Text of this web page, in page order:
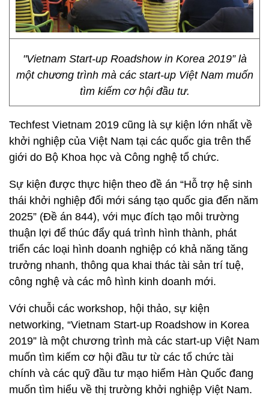
"Vietnam Start-up Roadshow in Korea 2019” là
một chương trình mà các start-up Việt Nam muốn
tìm kiếm cơ hội đầu tư.
Techfest Vietnam 2019 cũng là sự kiện lớn nhất về
khởi nghiệp của Việt Nam tại các quốc gia trên thế
giới do Bộ Khoa học và Công nghệ tổ chức.
Sự kiện được thực hiện theo đề án “Hỗ trợ hệ sinh
thái khởi nghiệp đổi mới sáng tạo quốc gia đến năm
2025” (Đề án 844), với mục đích tạo môi trường
thuận lợi để thúc đẩy quá trình hình thành, phát
triển các loại hình doanh nghiệp có khả năng tăng
trưởng nhanh, thông qua khai thác tài sản trí tuệ,
công nghệ và các mô hình kinh doanh mới.
Với chuỗi các workshop, hội thảo, sự kiện
networking, “Vietnam Start-up Roadshow in Korea
2019” là một chương trình mà các start-up Việt Nam
muốn tìm kiếm cơ hội đầu tư từ các tổ chức tài
chính và các quỹ đầu tư mạo hiểm Hàn Quốc đang
muốn tìm hiểu về thị trường khởi nghiệp Việt Nam.